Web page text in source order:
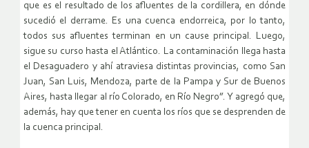
que es el resultado de los afluentes de la cordillera, en dónde
sucedió el derrame. Es una cuenca endorreica, por lo tanto,
todos sus afluentes terminan en un cause principal. Luego,
sigue su curso hasta el Atlántico. La contaminación llega hasta
el Desaguadero y ahí atraviesa distintas provincias, como San
Juan, San Luis, Mendoza, parte de la Pampa y Sur de Buenos
Aires, hasta llegar al río Colorado, en Río Negro”. Y agregó que,
además, hay que tener en cuenta los ríos que se desprenden de
la cuenca principal.